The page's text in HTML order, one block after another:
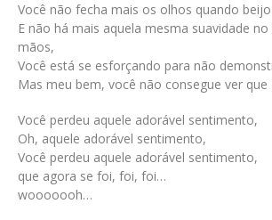
Você não fecha mais os olhos quando
E não há mais aquela mesma suavidade
mãos,
Você está se esforçando para não
Mas meu bem, você não consegue ver
Você perdeu aquele adorável sentimento,
Oh, aquele adorável sentimento,
Você perdeu aquele adorável sentimento,
que agora se foi, foi, foi…
wooooooh…